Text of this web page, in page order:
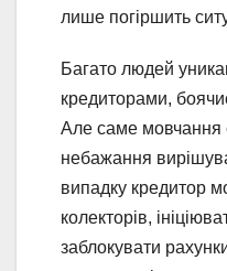
лише погіршить
Багато людей
кредиторами,
Але саме мовчання
небажання
випадку кредитор
колекторів,
заблокувати